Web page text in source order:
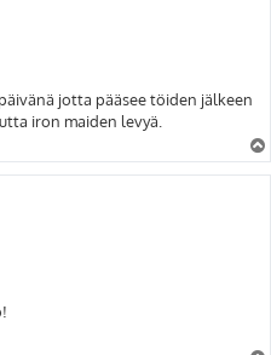
jotta pääsee töiden jälkeen
iron maiden levyä.